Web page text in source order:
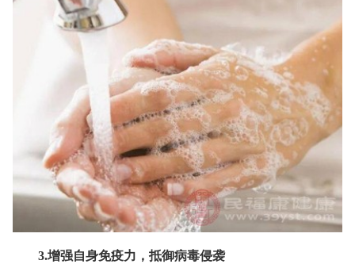
3.增强自身免疫力，抵御病毒侵袭